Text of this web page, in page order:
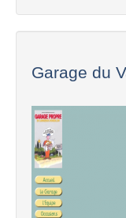
Garage du